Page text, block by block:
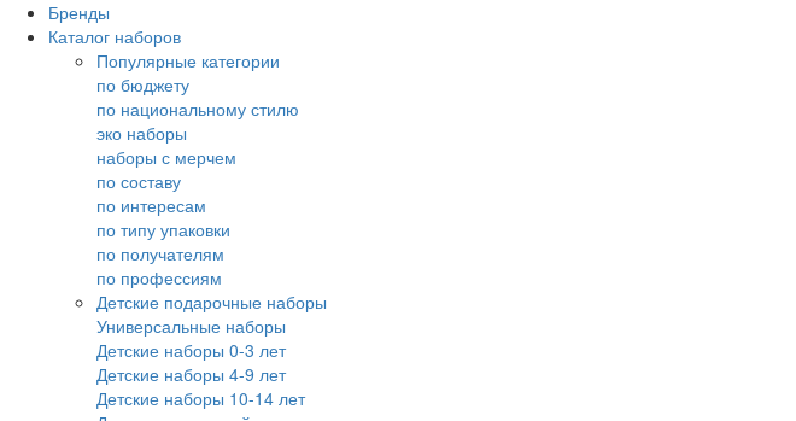
Бренды
Каталог наборов
Популярные категории
по бюджету
по национальному стилю
эко наборы
наборы с мерчем
по составу
по интересам
по типу упаковки
по получателям
по профессиям
Детские подарочные наборы
Универсальные наборы
Детские наборы 0-3 лет
Детские наборы 4-9 лет
Детские наборы 10-14 лет